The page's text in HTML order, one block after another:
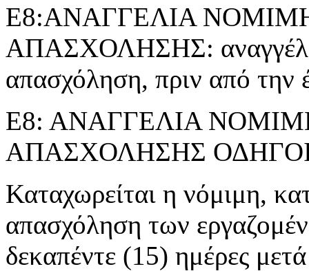
Ε8:ΑΝΑΓΓΕΛΙΑ
ΑΠΑΣΧΟΛΗΣΗΣ:
απασχόληση, πριν από την
Ε8: ΑΝΑΓΓΕΛΙΑ
ΑΠΑΣΧΟΛΗΣΗΣ
Καταχωρείται η νόμιμη,
απασχόληση των
δεκαπέντε (15) ημέρες